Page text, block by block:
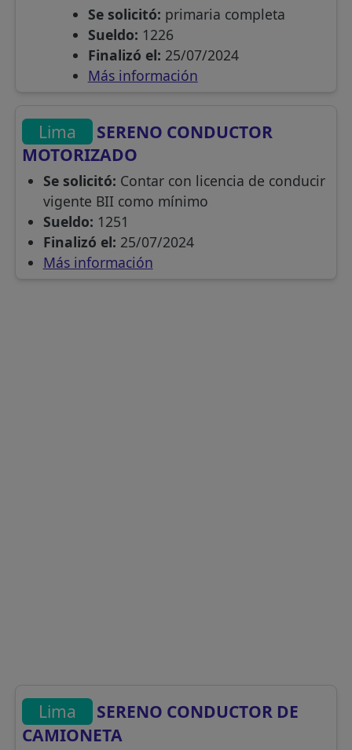
Se solicitó: primaria completa
Sueldo: 1226
Finalizó el: 25/07/2024
Más información
Lima
SERENO CONDUCTOR
MOTORIZADO
Se solicitó: Contar con licencia de conducir
vigente BII como mínimo
Sueldo: 1251
Finalizó el: 25/07/2024
Más información
Lima
SERENO CONDUCTOR DE
CAMIONETA